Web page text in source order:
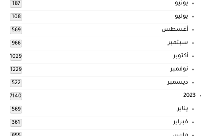
يونيو 187
يوليو 108
أغسطس 569
سبتمبر 966
أكتوبر 1029
نوفمبر 1229
ديسمبر 522
2023
7140
يناير 569
فبراير 361